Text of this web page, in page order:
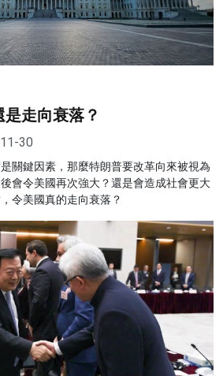
走向衰落？
30
關鍵因素，那麼特朗普要改革向來被視為
會令美國再次強大？還是會造成社會更大
令美國真的走向衰落？